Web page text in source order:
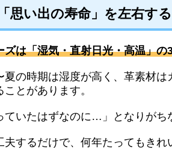
思い出の寿命」を左右する
ズは「湿気・直射日光・高温」
夏の時期は湿度が高く、革素材
とがあります。
ていたはずなのに…」となりがち
するだけで、何年たってもきれ